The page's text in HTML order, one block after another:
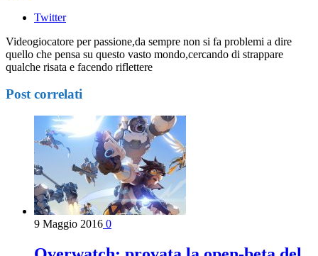
Twitter
Videogiocatore per passione,da sempre non si fa problemi a dire
quello che pensa su questo vasto mondo,cercando di strappare
qualche risata e facendo riflettere
Post correlati
9 Maggio 2016 0